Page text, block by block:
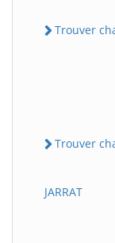
Trouver
Trouver
JARRAT